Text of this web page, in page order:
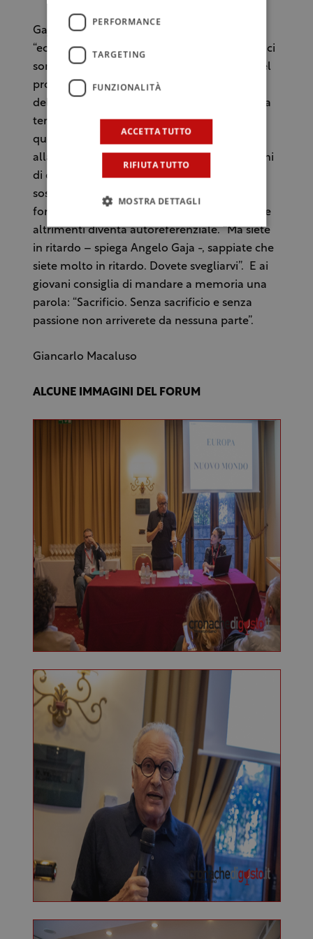
Gaja vede la zona dell’Etna come un
“ecosistema artigianale”. Un luogo cioè dove ci
sono piccole cantine che possono entrare nel
progetto per fare diventare l’Etna una chicca
del vino di livello internazionale che “bisogna
tenere separato dal marchio Sicilia”. Per fare
questo lui è convinto che un comitato
allargato a scrittori, giornalisti, artisti e uomini
di cultura possa essere la marcia in più: “Un
sostegno gratuito per dare una visione, per
fornire uno sguardo diverso” a un mondo che
altrimenti diventa autoreferenziale. “Ma siete
in ritardo – spiega Angelo Gaja -, sappiate che
siete molto in ritardo. Dovete svegliarvi”. E ai
giovani consiglia di mandare a memoria una
parola: “Sacrificio. Senza sacrificio e senza
passione non arriverete da nessuna parte”.
Giancarlo Macaluso
ALCUNE IMMAGINI DEL FORUM
PERFORMANCE
TARGETING
FUNZIONALITÀ
ACCETTA TUTTO
RIFIUTA TUTTO
MOSTRA DETTAGLI